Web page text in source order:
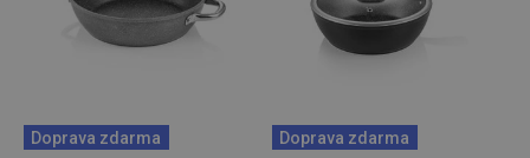
Doprava zdarma Doprava zdarma